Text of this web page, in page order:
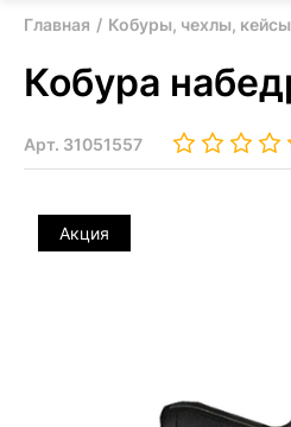
Главная Кобуры, чехлы,
Кобура
Арт. 31051557
Акция